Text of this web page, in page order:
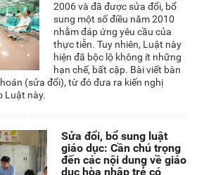
2006 và đã được sửa đổi, bổ
sung một số điều năm 2010
nhằm đáp ứng yêu cầu của
thực tiễn. Tuy nhiên, Luật này
hiện đã bộc lộ không ít những
hạn chế, bất cập. Bài viết bàn
(sửa đổi), từ đó đưa ra kiến nghị
Luật này.
Sửa đổi, bổ sung luật
giáo dục: Cần chú trọng
đến các nội dung về giáo
dục hòa nhập trẻ có